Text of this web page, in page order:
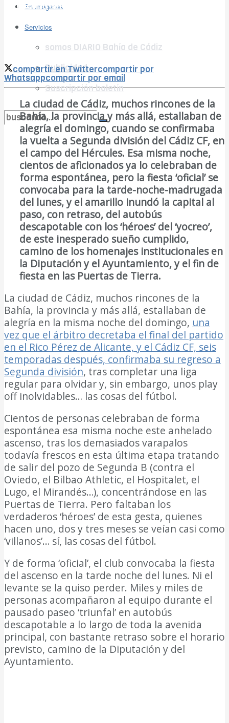
En imágenes
Servicios
somos DIARIO Bahía de Cádiz
Publicidad
Suscripción boletín
no encontramos resultados coincidentes
Ver todos los resultados
no encontramos resultados coincidentes
compartir en Twittercompartir por
Whatsappcompartir por email
La ciudad de Cádiz, muchos rincones de la
Bahía, la provincia y más allá, estallaban de
alegría el domingo, cuando se confirmaba
la vuelta a Segunda división del Cádiz CF, en
el campo del Hércules. Esa misma noche,
cientos de aficionados ya lo celebraban de
forma espontánea, pero la fiesta ‘oficial’ se
convocaba para la tarde-noche-madrugada
del lunes, y el amarillo inundó la capital al
paso, con retraso, del autobús
descapotable con los ‘héroes’ del ‘yocreo’,
de este inesperado sueño cumplido,
camino de los homenajes institucionales en
la Diputación y el Ayuntamiento, y el fin de
fiesta en las Puertas de Tierra.
La ciudad de Cádiz, muchos rincones de la
Bahía, la provincia y más allá, estallaban de
alegría en la misma noche del domingo, una
vez que el árbitro decretaba el final del partido
en el Rico Pérez de Alicante, y el Cádiz CF, seis
temporadas después, confirmaba su regreso a
Segunda división, tras completar una liga
regular para olvidar y, sin embargo, unos play
off inolvidables… las cosas del fútbol.
Cientos de personas celebraban de forma
espontánea esa misma noche este anhelado
ascenso, tras los demasiados varapalos
todavía frescos en esta última etapa tratando
de salir del pozo de Segunda B (contra el
Oviedo, el Bilbao Athletic, el Hospitalet, el
Lugo, el Mirandés…), concentrándose en las
Puertas de Tierra. Pero faltaban los
verdaderos ‘héroes’ de esta gesta, quienes
hacen uno, dos y tres meses se veían casi como
‘villanos’… sí, las cosas del fútbol.
Y de forma ‘oficial’, el club convocaba la fiesta
del ascenso en la tarde noche del lunes. Ni el
levante se la quiso perder. Miles y miles de
personas acompañaron al equipo durante el
pausado paseo ‘triunfal’ en autobús
descapotable a lo largo de toda la avenida
principal, con bastante retraso sobre el horario
previsto, camino de la Diputación y del
Ayuntamiento.